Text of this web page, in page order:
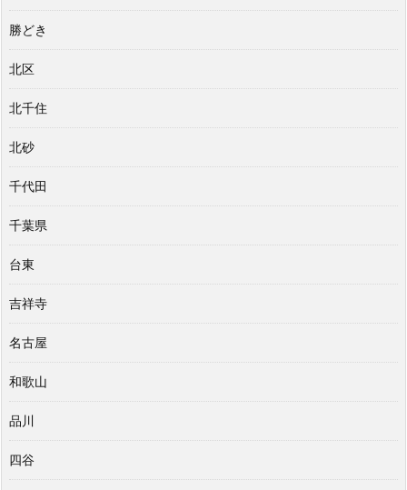
勝どき
北区
北千住
北砂
千代田
千葉県
台東
吉祥寺
名古屋
和歌山
品川
四谷